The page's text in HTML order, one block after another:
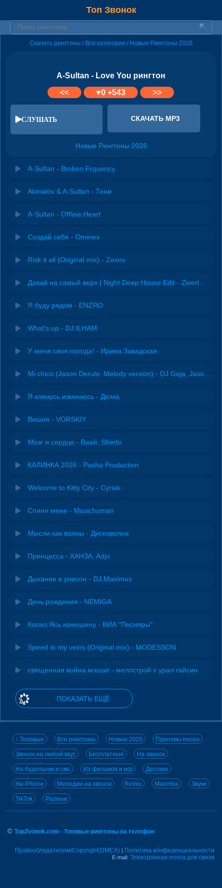
Топ Звонок
Скачать рингтоны / Все категории / Новые Рингтоны 2026
A-Sultan - Love You рингтон
<<
♥0+543 >>
СЛУШАТЬ СКАЧАТЬ MP3
Новые Рингтоны 2026
A-Sultan - Broken Frquency
Akmalov & A-Sultan - Тени
A-Sultan - Offline Heart
Создай себя - Ominex
Risk it all (Original mix) - Zexov
Давай на самый верх | Night Deep House Edit - Zivert
Я буду рядом - ENZRO
What's up - DJ.ILHAM
У меня своя погода! - Ирина Завадская
Я клянусь изменюсь - Дюма
Вишня - VORSKIY
Мозг и сердце - Виай, Sherbi
КАЛИНКА 2026 - Pasha Production
Welcome to Kitty City - Cyriak
Спини мене - Musichuman
Мысли как волны - Дисковолна
Принцесса - ХАНЗА, Adjo
Дыхание в унисон - DJ Maximus
День рождения - NEMIGA
Косил Ясь конюшину - ВИА "Песняры"
Speed in my veins (Original mix) - MODESSON
священная война мэшап - меллстрой х урал гайсин
ПОКАЗАТЬ ЕЩЁ
↑ Топовые Все рингтоны Новые 2025 Припевы песен
Звонок на любой вкус Бесплатные На звонок
На будильник и смс Из фильмов и игр Детские
На iPhone Мелодии на звонок Remix Marimba Звуки
TikTok Разные
© TopZvonok.com - Топовые рингтоны на телефон
Правообладателям/Copyright(DMCA) | Политика конфиденциальности
E-mail: Электронная почта для связи